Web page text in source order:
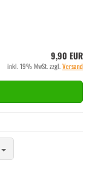
9,90 EUR
inkl. 19% MwSt. zzgl.Versand